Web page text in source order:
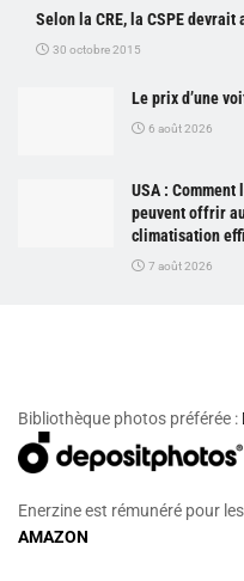
Selon la CRE, la CSPE devrait
30 octobre 2015
Le prix d’une
6 août 2026
USA :
peuvent offrir
climatisation
7 août 2026
Bibliothèque photos préférée :
Enerzine est rémunéré pour
AMAZON